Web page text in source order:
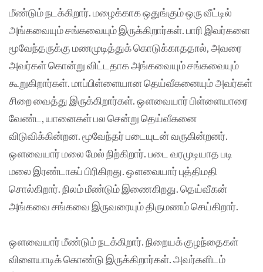
மீண்டும் நடக்கிறார். மழைக்காக ஒதுங்கும் ஒரு வீட்டில்
அங்கவையும் சங்கவையும் இருக்கிறார்கள். பாரி இவர்களை
மூவேந்தருக்கு மணமுடித்துக் கொடுக்காததால், அவரை
அவர்கள் கொன்று விட்டதாக அங்கவையும் சங்கவையும்
கூறுகிறார்கள். மாப்பிள்ளையான தெய்வீகனையும் அவர்கள்
சிறை வைத்து இருக்கிறார்கள். ஔவையார் பிள்ளையாரை
வேண்ட, யானைகள் பல சென்று தெய்வீகனை
விடுவிக்கின்றன. மூவேந்தர் படையுடன் வருகின்றனர்.
ஔவையார் மலை மேல் நிற்கிறார். படை வரமுடியாத படி
மலை இரண்டாகப் பிரிகிறது. ஔவையார் புத்திமதி
சொல்கிறார். நிலம் மீண்டும் இணைகிறது. தெய்வீகன்
அங்கவை சங்கவை இருவரையும் திருமணம் செய்கிறார்.
ஔவையார் மீண்டும் நடக்கிறார். நிறையக் குழந்தைகள்
விளையாடிக் கொண்டு இருக்கிறார்கள். அவர்களிடம்